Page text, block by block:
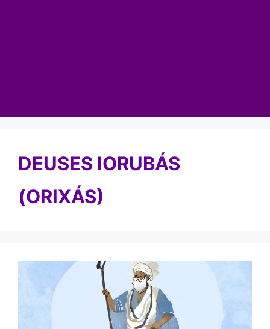
DEUSES IORUBÁS
(ORIXÁS)